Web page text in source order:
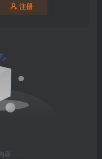
注册
容